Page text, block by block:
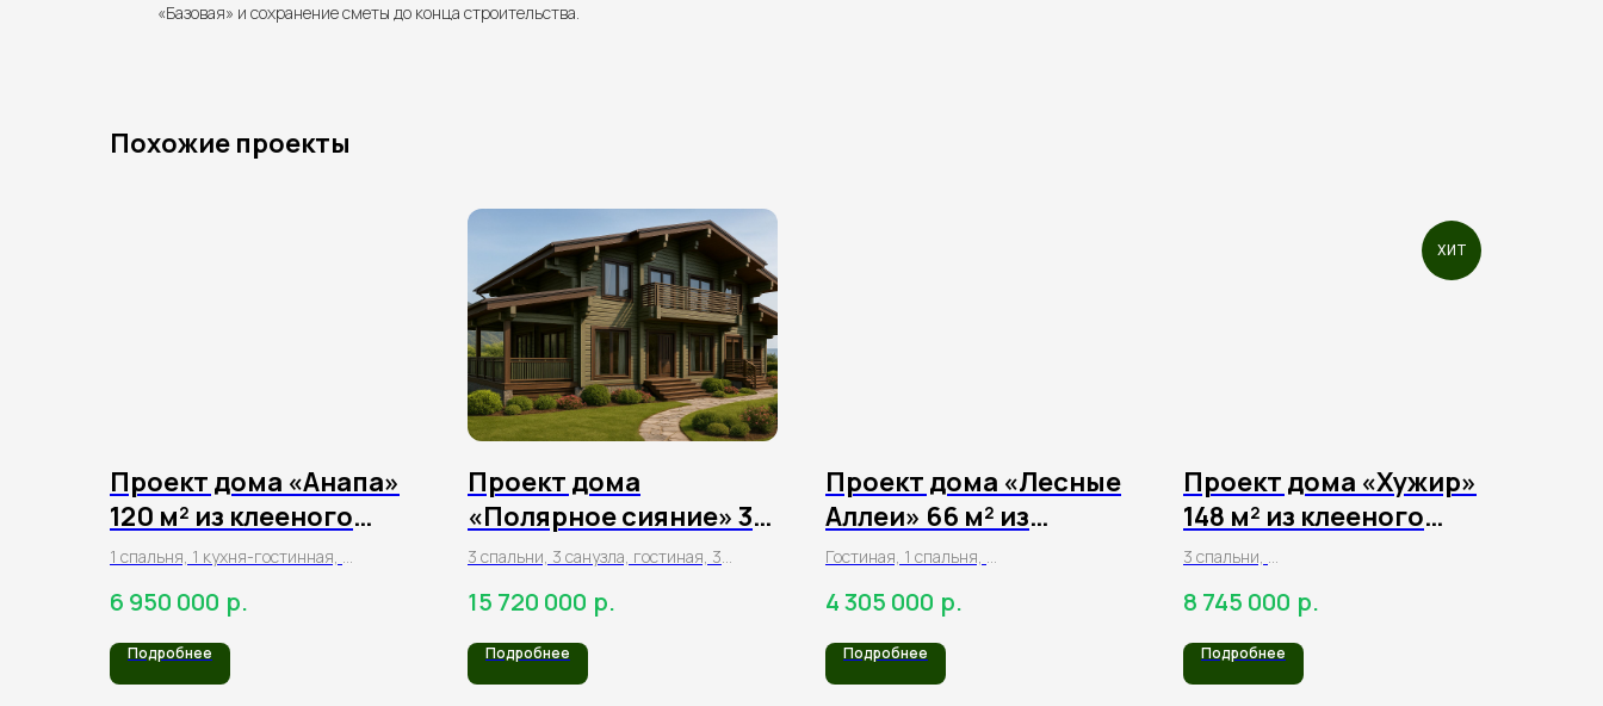
«Базовая» и сохранение сметы до конца строительства.
Похожие проекты
Проект дома «Анапа»
120 м² из клееного
бруса
1 спальня, 1 кухня-гостинная,
кладовая, терраса
6 950 000 р.
Подробнее
Проект дома
«Полярное сияние» 317
м² из клееного бруса
3 спальни, 3 санузла, гостиная, 3
балкон, кладовая, котельная
15 720 000 р.
Подробнее
Проект дома «Лесные
Аллеи» 66 м² из
клееного бруса
Гостиная, 1 спальня,
2 санузла, терраса, крыльцо
4 305 000 р.
Подробнее
ХИТ
Проект дома «Хужир»
148 м² из клееного
бруса
3 спальни,
терраса
8 745 000 р.
Подробнее